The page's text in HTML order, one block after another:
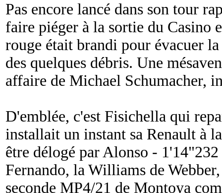
Pas encore lancé dans son tour
faire piéger à la sortie du Casino
rouge était brandi pour évacuer
des quelques débris. Une
affaire de Michael Schumacher,
D'emblée, c'est Fisichella qui
installait un instant sa Renault à
être délogé par Alonso -
Fernando, la Williams de
seconde MP4/21 de Montoya